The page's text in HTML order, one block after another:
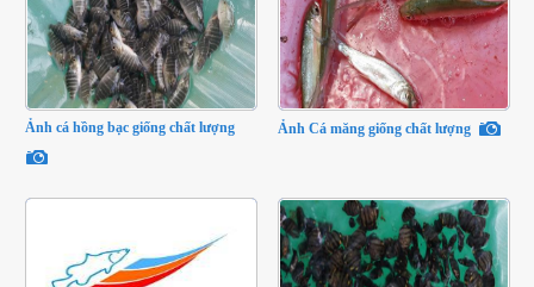
Ảnh cá hồng bạc giống chất lượng Ảnh Cá măng giống chất lượng